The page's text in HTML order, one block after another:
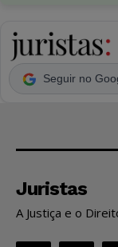
Seguir no
Juristas
A Justiça e o